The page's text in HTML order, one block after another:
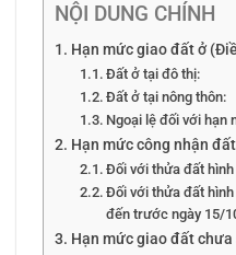
NỘI DUNG CHÍNH
Hạn mức giao đất ở
Đất ở tại đô thị:
Đất ở tại nông thôn:
Ngoại lệ đối với hạn
Hạn mức công nhận
Đối với thửa đất
Đối với thửa đất
đến trước ngày 15/
Hạn mức giao đất